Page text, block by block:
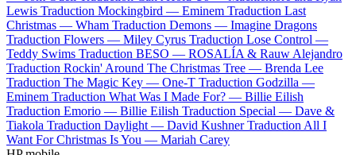
Lewis Traduction Mockingbird — Eminem Traduction Last
Christmas — Wham Traduction Demons — Imagine Dragons
Traduction Flowers — Miley Cyrus Traduction Lose Control —
Teddy Swims Traduction BESO — ROSALÍA & Rauw Alejandro
Traduction Rockin' Around The Christmas Tree — Brenda Lee
Traduction The Magic Key — One-T Traduction Godzilla —
Eminem Traduction What Was I Made For? — Billie Eilish
Traduction Emorio — Billie Eilish Traduction Special — Dave &
Tiakola Traduction Daylight — David Kushner Traduction All I
Want For Christmas Is You — Mariah Carey